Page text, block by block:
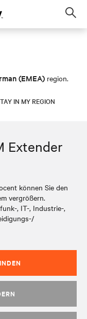
(EMEA) region.
IN MY REGION
Extender
können Sie den
vergrößern.
, IT-, Industrie-,